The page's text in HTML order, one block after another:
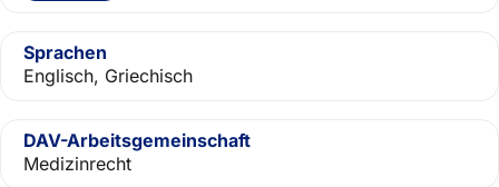
Sprachen
Englisch, Griechisch
DAV-Arbeitsgemeinschaft
Medizinrecht